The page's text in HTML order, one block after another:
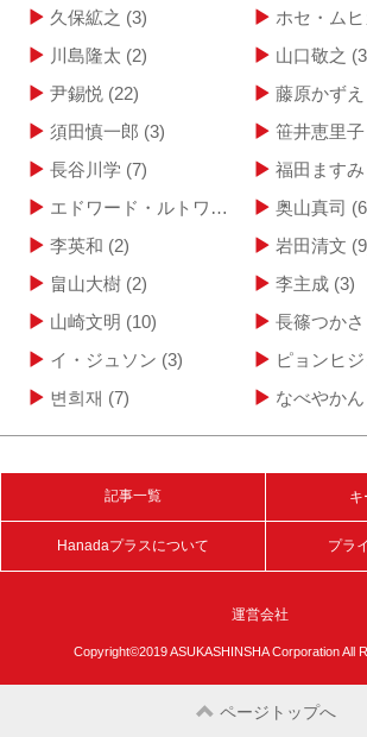
久保絋之 (3) ホセ・ムヒ
川島隆太 (2) 山口敬之
尹錫悦 (22) 藤原かずえ
須田慎一郎 (3) 笹井恵里子
長谷川学 (7) 福田ますみ
エドワード・ルトワック
(4) 奥山真司
李英和 (2) 岩田清文
畠山大樹 (2) 李主成 (3)
山崎文明 (10) 長篠つかさ
イ・ジュソン (3) ピョンヒジ
변희재 (7) なべやかん
記事一覧 キ
Hanadaプラスについて プラ
運営会社
Copyright©2019 ASUKASHINSHA Corporation All
ページトップへ